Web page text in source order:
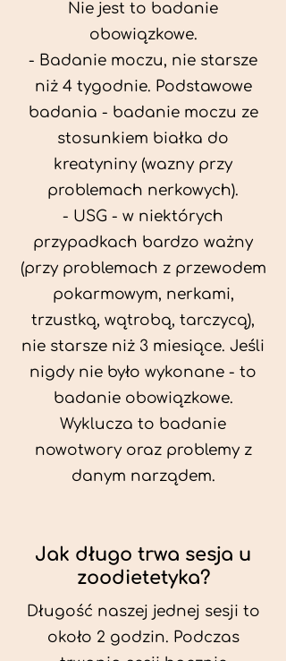
Nie jest to badanie
obowiązkowe.
- Badanie moczu, nie starsze
niż 4 tygodnie. Podstawowe
badania - badanie moczu ze
stosunkiem białka do
kreatyniny (wazny przy
problemach nerkowych).
- USG - w niektórych
przypadkach bardzo ważny
(przy problemach z przewodem
pokarmowym, nerkami,
trzustką, wątrobą, tarczycą),
nie starsze niż 3 miesiące. Jeśli
nigdy nie było wykonane - to
badanie obowiązkowe.
Wyklucza to badanie
nowotwory oraz problemy z
danym narządem.
Jak długo trwa sesja u
zoodietetyka?
Długość naszej jednej sesji to
około 2 godzin. Podczas